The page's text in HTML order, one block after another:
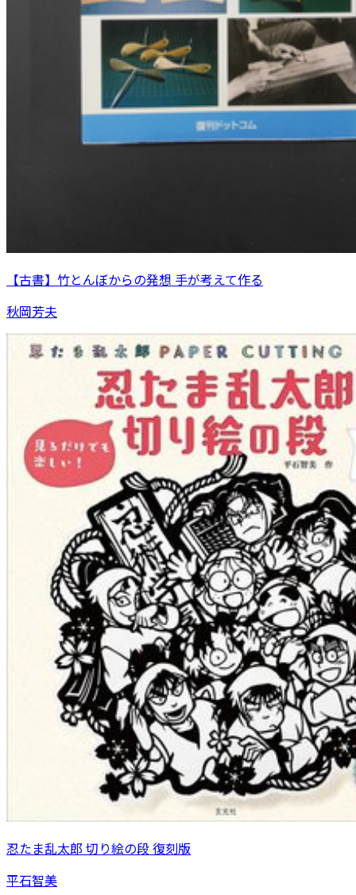
【古書】竹とんぼからの発想 手が考えて作る
秋岡芳夫
忍たま乱太郎 切り絵の段 復刻版
平石智美